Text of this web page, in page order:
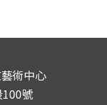
術中心
號